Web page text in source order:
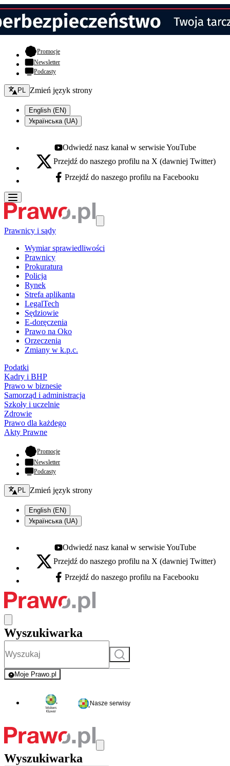
Promocje- otwiera się w nowej karcie
Newsletter
Podcasty
Zmień język - bieżący:
PL Zmień język strony
English (EN)
Українська (UA)
Youtube - otwiera się w nowej karcie
Odwiedź nasz kanał w serwisie YouTube
X - otwiera się w nowej karcie
Przejdź do naszego profilu na X (dawniej Twitter)
Facebook - otwiera się w nowej karcie
Przejdź do naszego profilu na Facebooku
Prawnicy i sądy
Wymiar sprawiedliwości
Prawnicy
Prokuratura
Policja
Rynek
Strefa aplikanta
LegalTech
Sędziowie
E-doręczenia
Prawo na Oko
Orzeczenia
Zmiany w k.p.c.
Podatki
Kadry i BHP
Prawo w biznesie
Samorząd i administracja
Szkoły i uczelnie
Zdrowie
Prawo dla każdego
Akty Prawne
Promocje- otwiera się w nowej karcie
Newsletter
Podcasty
Zmień język - bieżący:
PL Zmień język strony
English (EN)
Українська (UA)
Youtube - otwiera się w nowej karcie
Odwiedź nasz kanał w serwisie YouTube
X - otwiera się w nowej karcie
Przejdź do naszego profilu na X (dawniej Twitter)
Facebook - otwiera się w nowej karcie
Przejdź do naszego profilu na Facebooku
Wyszukiwarka
Szukaj
Moje Prawo.pl
- rejestracja i logowanie do serwisu
Nasze serwisy
Wyszukiwarka